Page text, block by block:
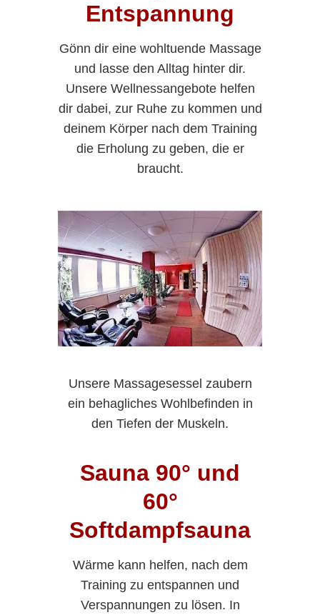
Entspannung
Gönn dir eine wohltuende Massage
und lasse den Alltag hinter dir.
Unsere Wellnessangebote helfen
dir dabei, zur Ruhe zu kommen und
deinem Körper nach dem Training
die Erholung zu geben, die er
braucht.
Unsere Massagesessel zaubern
ein behagliches Wohlbefinden in
den Tiefen der Muskeln.
Sauna 90° und
60°
Softdampfsauna
Wärme kann helfen, nach dem
Training zu entspannen und
Verspannungen zu lösen. In